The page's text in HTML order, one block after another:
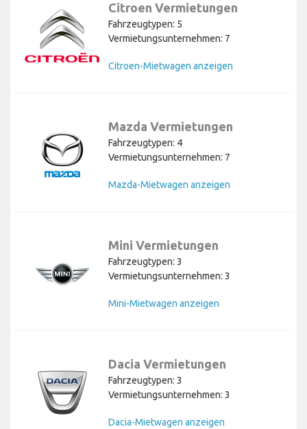
Citroen Vermietungen
Fahrzeugtypen: 5
Vermietungsunternehmen: 7
Citroen-Mietwagen anzeigen
Mazda Vermietungen
Fahrzeugtypen: 4
Vermietungsunternehmen: 7
Mazda-Mietwagen anzeigen
Mini Vermietungen
Fahrzeugtypen: 3
Vermietungsunternehmen: 3
Mini-Mietwagen anzeigen
Dacia Vermietungen
Fahrzeugtypen: 3
Vermietungsunternehmen: 3
Dacia-Mietwagen anzeigen